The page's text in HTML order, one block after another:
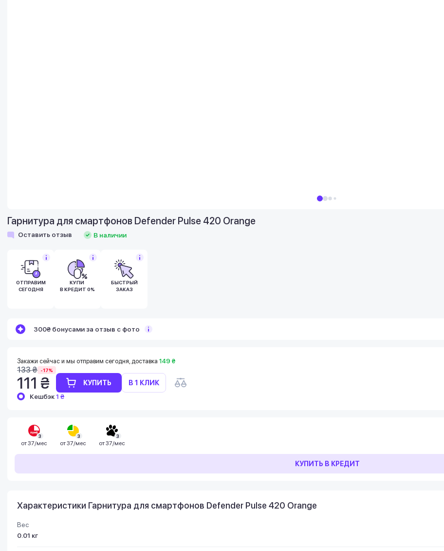
Гарнитура для смартфонов Defender Pulse 420 Orange
Оставить отзыв В наличии
ОТПРАВИМ
СЕГОДНЯ
КУПИ
В КРЕДИТ 0%
БЫСТРЫЙ
ЗАКАЗ
300₴ бонусами за отзыв с фото
Закажи сейчас и мы отправим сегодня, доставка 149 ₴
133 ₴ -17%
111 ₴ КУПИТЬ
В 1 КЛИК
Кешбэк1 ₴
дней после покупки.
Накопленными бонусами можно оплатить
до 99% стоимости следующей покупки:
детальнее
3
от37/мес
3
от37/мес
3
от37/мес
КУПИТЬ В КРЕДИТ
Характеристики Гарнитура для смартфонов Defender Pulse 420 Orange
Вес
0.01 кг